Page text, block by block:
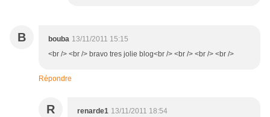
B bouba 13/11/2011 15:15
<br /> <br /> bravo tres jolie blog<br /> <br /> <br /> <br />
Répondre
R renarde1 13/11/2011 18:54